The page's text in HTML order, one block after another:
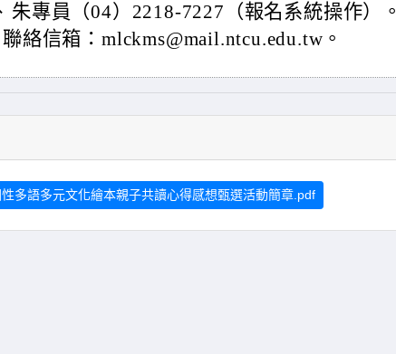
朱專員（04）2218-7227（報名系統操作）。
聯絡信箱：mlckms@mail.ntcu.edu.tw。
多語多元文化繪本親子共讀心得感想甄選活動簡章.pdf